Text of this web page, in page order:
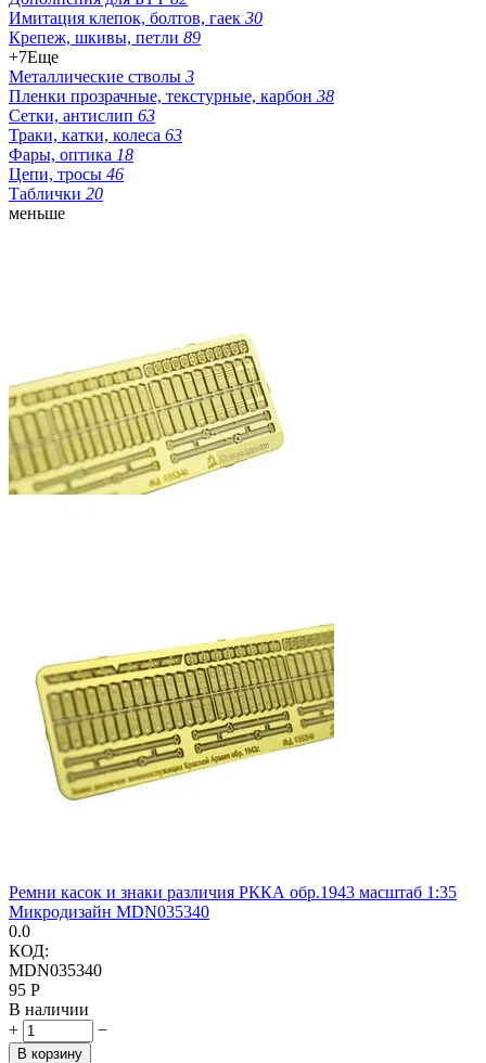
Имитация клепок, болтов, гаек 30
Крепеж, шкивы, петли 89
+7Еще
Металлические стволы 3
Пленки прозрачные, текстурные, карбон 38
Сетки, антислип 63
Траки, катки, колеса 63
Фары, оптика 18
Цепи, тросы 46
Таблички 20
меньше
Ремни касок и знаки различия РККА обр.1943 масштаб 1:35
Микродизайн MDN035340
0.0
КОД:
MDN035340
‍95‍ Р
В наличии
+
−
В корзину